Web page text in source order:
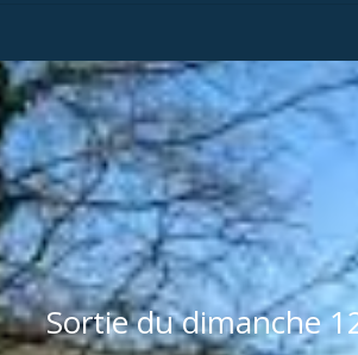
Sortie du dimanche